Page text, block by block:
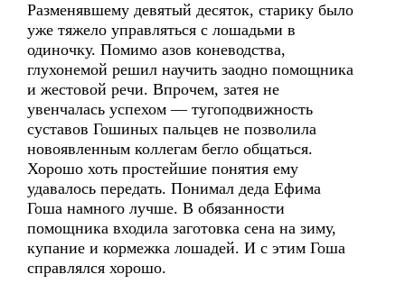
Разменявшему девятый десяток, старику было
уже тяжело управляться с лошадьми в
одиночку. Помимо азов коневодства,
глухонемой решил научить заодно помощника
и жестовой речи. Впрочем, затея не
увенчалась успехом — тугоподвижность
суставов Гошиных пальцев не позволила
новоявленным коллегам бегло общаться.
Хорошо хоть простейшие понятия ему
удавалось передать. Понимал деда Ефима
Гоша намного лучше. В обязанности
помощника входила заготовка сена на зиму,
купание и кормежка лошадей. И с этим Гоша
справлялся хорошо.